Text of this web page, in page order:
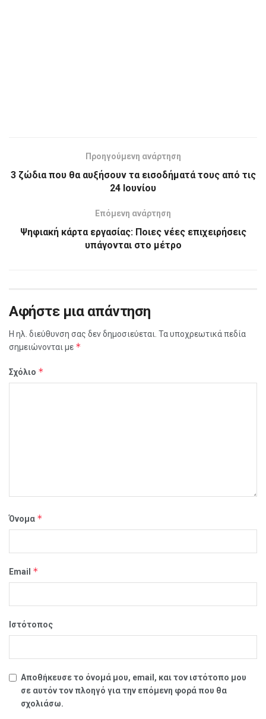
Προηγούμενη ανάρτηση
3 ζώδια που θα αυξήσουν τα εισοδήματά τους από τις
24 Ιουνίου
Επόμενη ανάρτηση
Ψηφιακή κάρτα εργασίας: Ποιες νέες επιχειρήσεις
υπάγονται στο μέτρο
Αφήστε μια απάντηση
Η ηλ. διεύθυνση σας δεν δημοσιεύεται. Τα υποχρεωτικά πεδία
σημειώνονται με *
Σχόλιο *
Όνομα *
Email *
Ιστότοπος
Αποθήκευσε το όνομά μου, email, και τον ιστότοπο μου
σε αυτόν τον πλοηγό για την επόμενη φορά που θα
σχολιάσω.